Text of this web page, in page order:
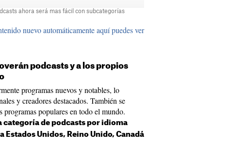
ahora será mas fácil con subcategorías
nuevo automáticamente aquí puedes ver
podcasts y a los propios
programas nuevos y notables, lo
y creadores destacados. También se
populares en todo el mundo.
categoría de podcasts por idioma
Estados Unidos, Reino Unido, Canadá